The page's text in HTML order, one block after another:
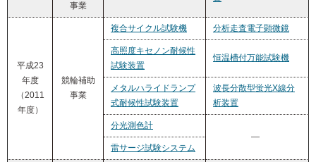
事業
平成23
年度
（2011
年度）
競輪補助
事業
複合サイクル試験機 分析走査電子顕微鏡
高照度キセノン耐候性
試験装置
恒温槽付万能試験機
メタルハライドランプ
式耐候性試験装置
波長分散型蛍光X線分
析装置
分光測色計
―
雷サージ試験システム